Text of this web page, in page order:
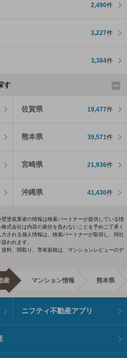
2,490件
3,227件
3,384件
す
佐賀県 19,477件
熊本県 39,571件
宮崎県 21,936件
沖縄県 41,430件
塗装業者の情報は検索パートナーが提供している情
式会社は内容の責任を負わないことを予めご了承く
される個人情報は、検索パートナーが取得し、同社
われます。
料、間取り、専有面積は、マンションレビューのデ
産 マンション情報 熊本県
ニフティ不動産アプリ